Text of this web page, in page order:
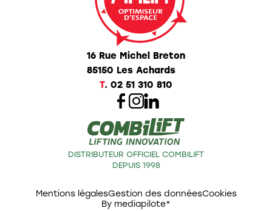
16 Rue Michel Breton
85150 Les Achards
T. 02 51 310 810
DISTRIBUTEUR OFFICIEL COMBILIFT
DEPUIS 1998
Mentions légalesGestion des donnéesCookies
By mediapilote*